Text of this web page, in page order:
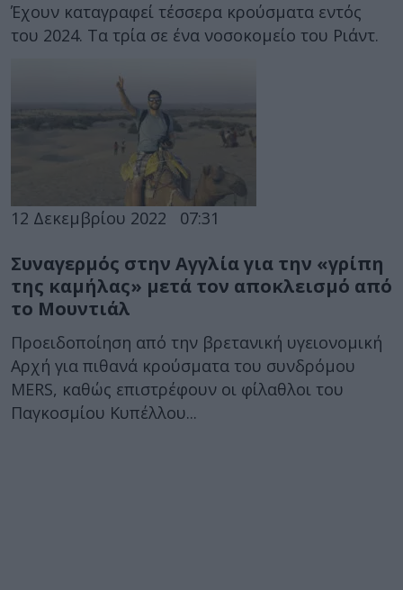
Έχουν καταγραφεί τέσσερα κρούσματα εντός
του 2024. Τα τρία σε ένα νοσοκομείο του Ριάντ.
12 Δεκεμβρίου 2022 07:31
Συναγερμός στην Αγγλία για την «γρίπη
της καμήλας» μετά τον αποκλεισμό από
το Μουντιάλ
Προειδοποίηση από την βρετανική υγειονομική
Αρχή για πιθανά κρούσματα του συνδρόμου
MERS, καθώς επιστρέφουν οι φίλαθλοι του
Παγκοσμίου Κυπέλλου...